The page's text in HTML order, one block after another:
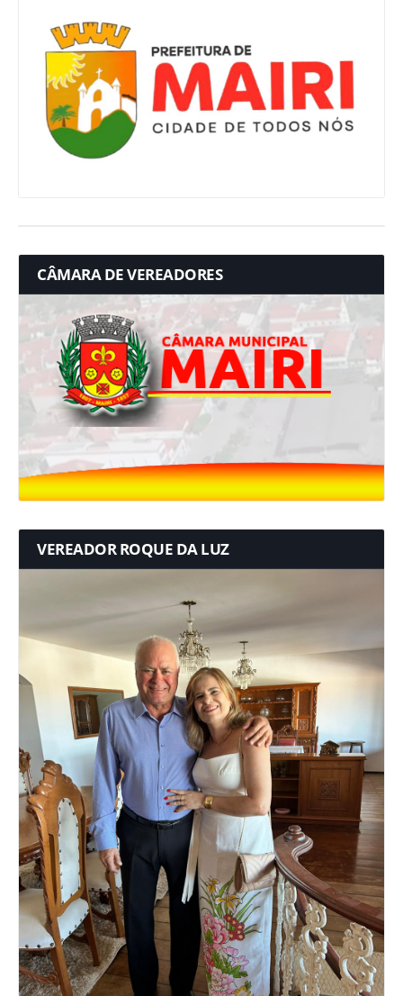
CÂMARA DE VEREADORES
VEREADOR ROQUE DA LUZ